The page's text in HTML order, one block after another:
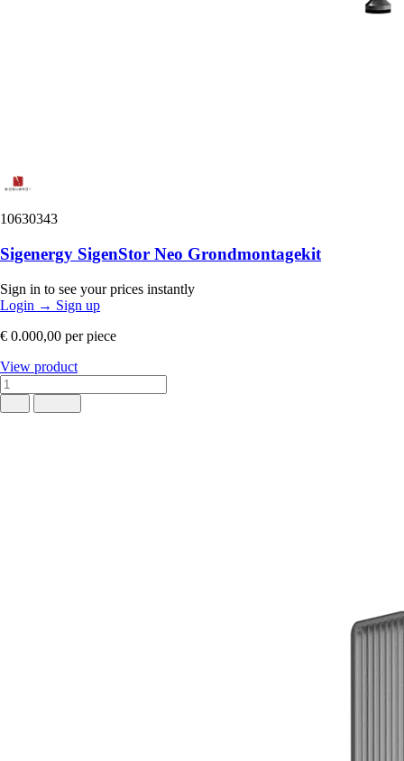
10630343
Sigenergy SigenStor Neo Grondmontagekit
Sign in to see your prices instantly
Login → Sign up
€ 0.000,00 per piece
View product